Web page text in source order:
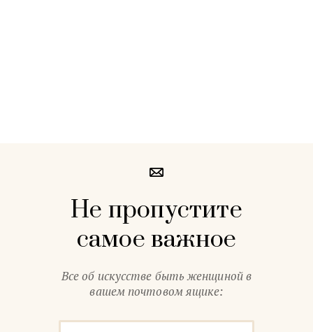
Не пропустите
самое важное
Все об искусстве быть женщиной в
вашем почтовом ящике: